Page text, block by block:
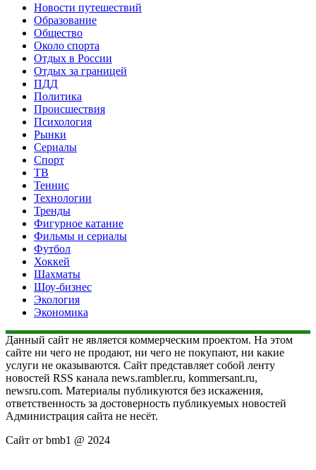
Новости путешествий
Образование
Общество
Около спорта
Отдых в России
Отдых за границей
ПДД
Политика
Происшествия
Психология
Рынки
Сериалы
Спорт
ТВ
Теннис
Технологии
Тренды
Фигурное катание
Фильмы и сериалы
Футбол
Хоккей
Шахматы
Шоу-бизнес
Экология
Экономика
Данный сайт не является коммерческим проектом. На этом
сайте ни чего не продают, ни чего не покупают, ни какие
услуги не оказываются. Сайт представляет собой ленту
новостей RSS канала news.rambler.ru, kommersant.ru,
newsru.com. Материалы публикуются без искажения,
ответственность за достоверность публикуемых новостей
Администрация сайта не несёт.
Сайт от bmb1 @ 2024